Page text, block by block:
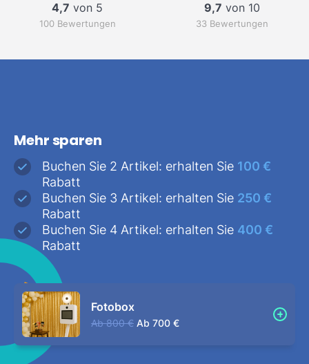
4,7 von 5
100 Bewertungen
9,7 von 10
33 Bewertungen
Mehr sparen
Buchen Sie 2 Artikel: erhalten Sie 100 €
Rabatt
Buchen Sie 3 Artikel: erhalten Sie 250 €
Rabatt
Buchen Sie 4 Artikel: erhalten Sie 400 €
Rabatt
Fotobox
Ab 800 € Ab 700 €